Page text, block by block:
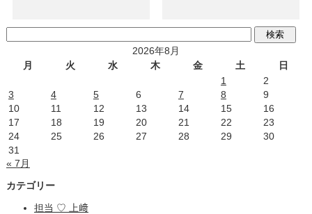
2026年8月
月
火 水 木 金 土
日
1
2
3
4 5 6 7 8
9
10
11 12 13 14 15
16
17
18 19 20 21 22
23
24
25 26 27 28 29
30
31
« 7月
カテゴリー
担当 ♡ 上﨑